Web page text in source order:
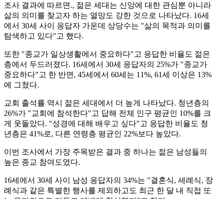
조사 결과에 따르면., 젊은 세대는 신앙에 대한 관심뿐 아니라
삶의 의미를 찾고자 하는 열망도 강한 것으로 나타났다. 16세
에서 30세 사이 응답자 가운데 상당수는 "삶의 목적과 의미를
탐색하고 있다"고 했다.
또한 "종교가 일상생활에서 중요하다"고 응답한 비율도 젊은
층에서 두드러졌다. 16세에서 30세 응답자의 25%가 "종교가
중요하다"고 한 반면, 45세에서 60세는 11%, 61세 이상은 13%
에 그쳤다.
교회 출석률 역시 젊은 세대에서 더 높게 나타났다. 청년층의
26%가 "교회에 참석한다"고 답해 전체 인구 평균인 10%를 크
게 웃돌았다. "성경에 대해 배우고 싶다"고 응답한 비율도 청
년층은 41%로, 다른 연령층 평균인 22%보다 높았다.
이번 조사에서 가장 주목받은 결과 중 하나는 젊은 남성들의
높은 종교 참여도였다.
16세에서 30세 사이 남성 응답자의 34%는 "결혼식, 세례식, 장
례식과 같은 특별한 행사를 제외하고도 최근 한 달 내 직접 또